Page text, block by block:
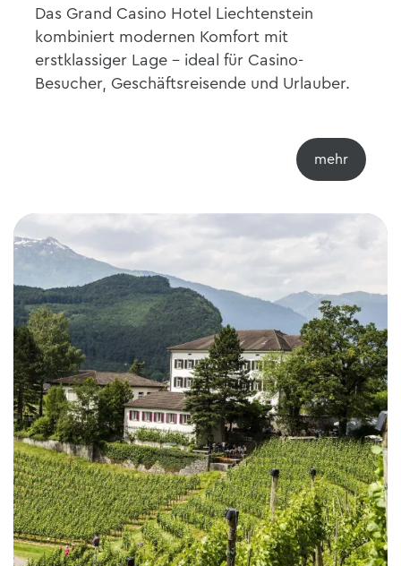
Das Grand Casino Hotel Liechtenstein
kombiniert modernen Komfort mit
erstklassiger Lage – ideal für Casino-
Besucher, Geschäftsreisende und Urlauber.